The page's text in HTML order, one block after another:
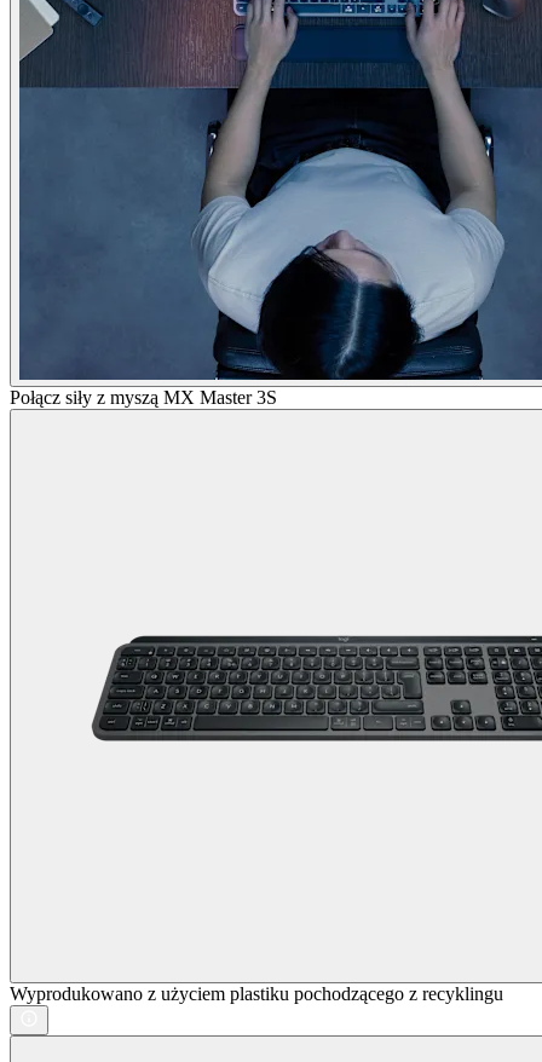
Połącz siły z myszą MX Master 3S
Wyprodukowano z użyciem plastiku pochodzącego z recyklingu